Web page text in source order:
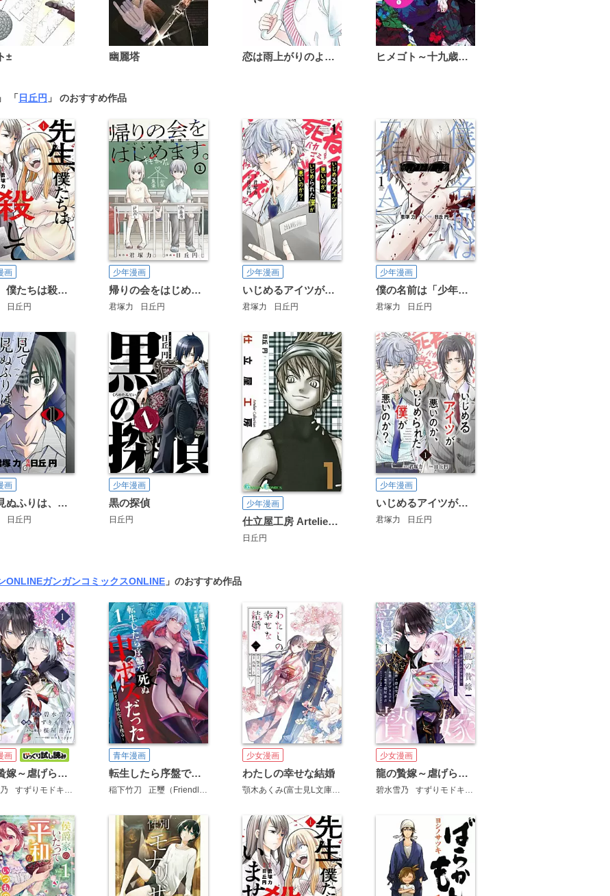
± 幽麗塔 恋は雨上がりのように ヒメゴト～十九歳の制服～
」 「 日丘円 」 のおすすめ作品
画
先生、僕たちは殺していません。
日丘円
少年漫画
帰りの会をはじめます。 ～いじめ裁判開廷～
君塚力 日丘円
少年漫画
いじめるアイツが悪いのか、いじめられた僕が悪いのか？
君塚力 日丘円
少年漫画
僕の名前は「少年A」
君塚力 日丘円
画
見て見ぬふりは、罪ですか？【分冊版】
日丘円
少年漫画
黒の探偵
日丘円
少年漫画
仕立屋工房 Artelier Collection
日丘円
少年漫画
いじめるアイツが悪いのか、いじめられた僕が悪いのか？【分冊版】
君塚力 日丘円
ONLINEガンガンコミックスONLINE 」のおすすめ作品
画
龍の贄嫁～虐げられた少女は運命の番として愛される～【分冊版】
すずりモドキ 桜屋善吉 mokoppe
青年漫画
転生したら序盤で死ぬ中ボスだった－ヒロイン眷属化で生き残る－
稲下竹刀 正璽（Friendly Land）
少女漫画
わたしの幸せな結婚
顎木あくみ(富士見L文庫/KADOKAWA刊) 高坂りと 月岡月穂
少女漫画
龍の贄嫁～虐げられた少女は運命の番として愛される～
碧水雪乃 すずりモドキ 桜屋善吉